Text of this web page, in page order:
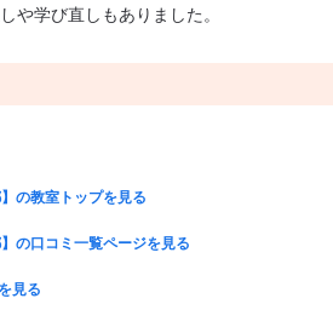
や学び直しもありました。
の教室トップを見る
の口コミ一覧ページを見る
見る